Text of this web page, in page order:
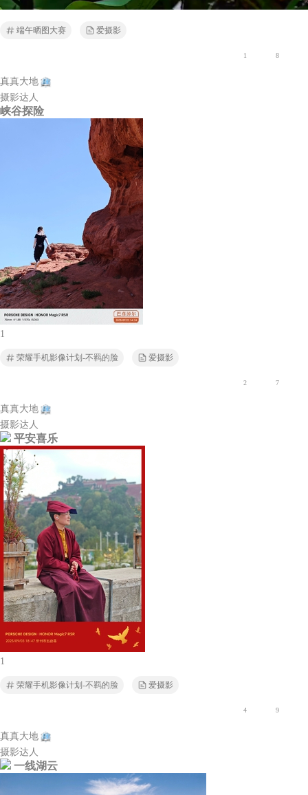
端午晒图大赛 爱摄影
1 8
真真大地
摄影达人
峡谷探险
1
荣耀手机影像计划-不羁的脸 爱摄影
2 7
真真大地
摄影达人
平安喜乐
1
荣耀手机影像计划-不羁的脸 爱摄影
4 9
真真大地
摄影达人
一线湖云